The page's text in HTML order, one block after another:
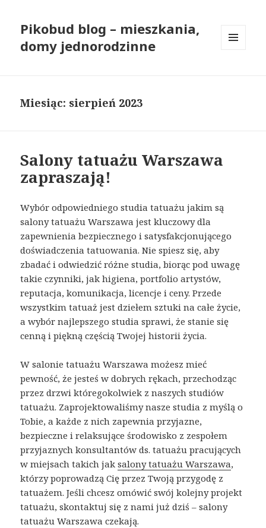
Pikobud blog – mieszkania,
domy jednorodzinne
Miesiąc: sierpień 2023
Salony tatuażu Warszawa
zapraszają!
Wybór odpowiedniego studia tatuażu jakim są
salony tatuażu Warszawa jest kluczowy dla
zapewnienia bezpiecznego i satysfakcjonującego
doświadczenia tatuowania. Nie spiesz się, aby
zbadać i odwiedzić różne studia, biorąc pod uwagę
takie czynniki, jak higiena, portfolio artystów,
reputacja, komunikacja, licencje i ceny. Przede
wszystkim tatuaż jest dziełem sztuki na całe życie,
a wybór najlepszego studia sprawi, że stanie się
cenną i piękną częścią Twojej historii życia.
W salonie tatuażu Warszawa możesz mieć
pewność, że jesteś w dobrych rękach, przechodząc
przez drzwi któregokolwiek z naszych studiów
tatuażu. Zaprojektowaliśmy nasze studia z myślą o
Tobie, a każde z nich zapewnia przyjazne,
bezpieczne i relaksujące środowisko z zespołem
przyjaznych konsultantów ds. tatuażu pracujących
w miejsach takich jaksalony tatuażu Warszawa,
którzy poprowadzą Cię przez Twoją przygodę z
tatuażem. Jeśli chcesz omówić swój kolejny projekt
tatuażu, skontaktuj się z nami już dziś – salony
tatuażu Warszawa czekają.